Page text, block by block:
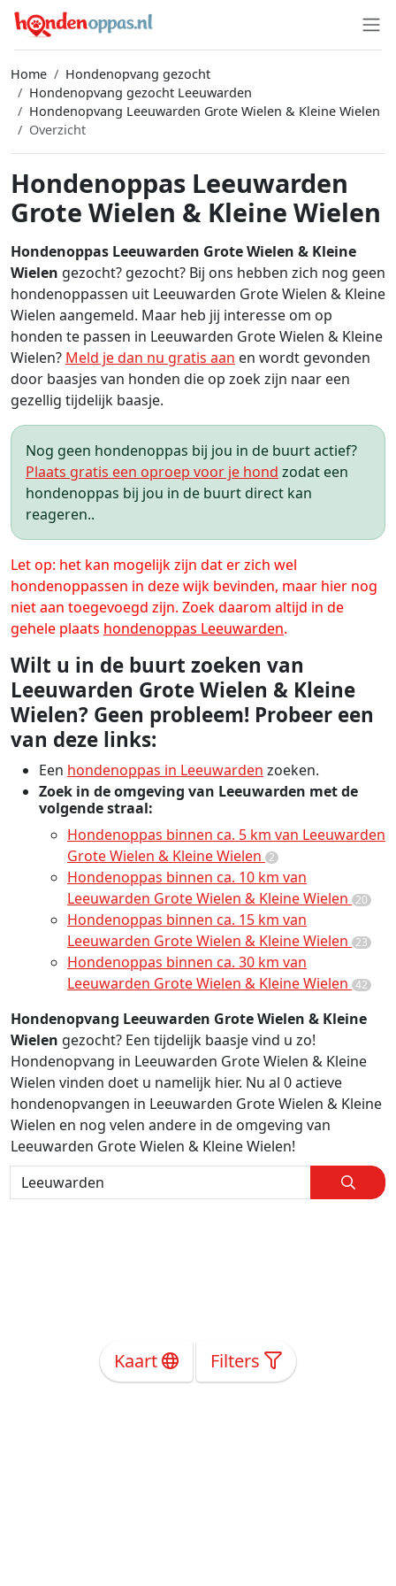
Home
Hondenopvang gezocht
Hondenopvang gezocht Leeuwarden
Hondenopvang Leeuwarden Grote Wielen & Kleine Wielen
Overzicht
Hondenoppas Leeuwarden
Grote Wielen & Kleine Wielen
Hondenoppas Leeuwarden Grote Wielen & Kleine
Wielen gezocht? gezocht? Bij ons hebben zich nog geen
hondenoppassen uit Leeuwarden Grote Wielen & Kleine
Wielen aangemeld. Maar heb jij interesse om op
honden te passen in Leeuwarden Grote Wielen & Kleine
Wielen? Meld je dan nu gratis aan en wordt gevonden
door baasjes van honden die op zoek zijn naar een
gezellig tijdelijk baasje.
Nog geen hondenoppas bij jou in de buurt actief?
Plaats gratis een oproep voor je hond zodat een
hondenoppas bij jou in de buurt direct kan
reageren..
Let op: het kan mogelijk zijn dat er zich wel
hondenoppassen in deze wijk bevinden, maar hier nog
niet aan toegevoegd zijn. Zoek daarom altijd in de
gehele plaats hondenoppas Leeuwarden.
Wilt u in de buurt zoeken van
Leeuwarden Grote Wielen & Kleine
Wielen? Geen probleem! Probeer een
van deze links:
Een hondenoppas in Leeuwarden zoeken.
Zoek in de omgeving van Leeuwarden met de
volgende straal:
Hondenoppas binnen ca. 5 km van Leeuwarden
Grote Wielen & Kleine Wielen 2
Hondenoppas binnen ca. 10 km van
Leeuwarden Grote Wielen & Kleine Wielen 20
Hondenoppas binnen ca. 15 km van
Leeuwarden Grote Wielen & Kleine Wielen 23
Hondenoppas binnen ca. 30 km van
Leeuwarden Grote Wielen & Kleine Wielen 42
Hondenopvang Leeuwarden Grote Wielen & Kleine
Wielen gezocht? Een tijdelijk baasje vind u zo!
Hondenopvang in Leeuwarden Grote Wielen & Kleine
Wielen vinden doet u namelijk hier. Nu al 0 actieve
hondenopvangen in Leeuwarden Grote Wielen & Kleine
Wielen en nog velen andere in de omgeving van
Leeuwarden Grote Wielen & Kleine Wielen!
Kaart Filters